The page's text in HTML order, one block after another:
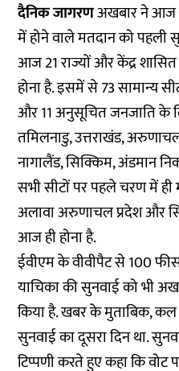
दैनिक जागरणअखबार ने आज
में होने वाले मतदान को पहली
आज 21 राज्यों और केंद्र शासित
होना है. इसमें से 73 सामान्य
और 11 अनुसूचित जनजाति के
तमिलनाडु, उत्तराखंड,
नागालैंड, सिक्किम, अंडमान
सभी सीटों पर पहले चरण में
अलावा अरुणाचल प्रदेश और
आज ही होना है.
ईवीएम के वीवीपैट से 100
याचिका की सुनवाई को भी
किया है. खबर के मुताबिक, कल
सुनवाई का दूसरा दिन था.
टिप्पणी करते हुए कहा कि